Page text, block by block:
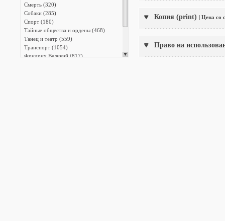
Смерть (320)
Собаки (285)
Спорт (180)
Тайные общества и ордены (468)
Танец и театр (559)
Транспорт (1054)
Фридрих Великий (817)
Копия (print) | Цена со
Право на